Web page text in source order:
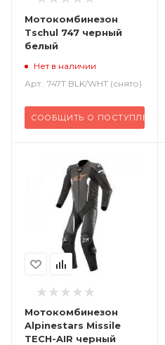
Мотокомбинезон
Tschul 747 черный
белый
Нет в наличии
Арт.: 747T BLK/WHT (снято)
СООБЩИТЬ О ПОСТУПЛЕНИИ
Мотокомбинезон
Alpinestars Missile
TECH-AIR черный